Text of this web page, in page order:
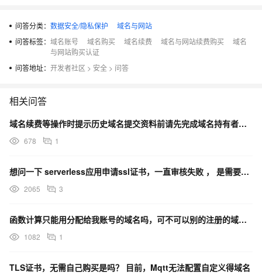
问答分类： 数据安全/隐私保护
域名与网站
问答标签： 域名账号 域名购买 域名续费 域名与网站续费购买
域名
与网站购买认证
问答地址： 开发者社区 > 安全 > 问答
相关问答
域名续费等操作时提示历史域名提交资料前请先完成域名持有者过户/注册联系人修改
678 1
想问一下 serverless应用申请ssl证书，一直审核失败 ， 是需要自己购买域名绑定吗？ 如果
2065 3
函数计算只能用分配给我账号的域名吗，可不可以别的注册的域名呢？用了公司的域名，但是怎么还是弹我个人的
1082 1
TLS证书，无需自己购买是吗？ 目前，Mqtt无法配置自定义得域名